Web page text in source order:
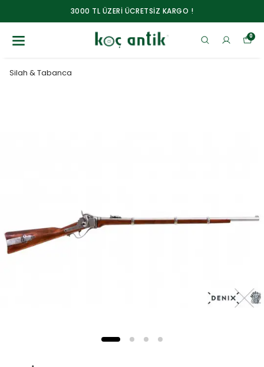
3000 TL ÜZERİ ÜCRETSİZ KARGO !
0
Silah & Tabanca